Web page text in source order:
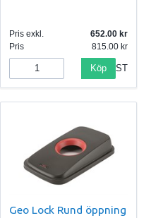
Pris exkl.
652.00
Pris
815.00
Köp ST
Geo Lock Rund öppning